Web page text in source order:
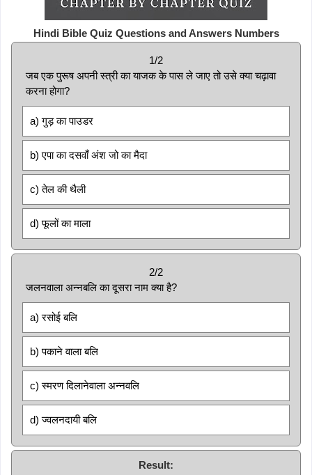
Hindi Bible Quiz Questions and Answers Numbers
1/2
जब एक पुरूष अपनी स्त्री का याजक के पास ले जाए तो उसे क्या चढ़ावा
करना होगा?
a) गुड़ का पाउडर
b) एपा का दसवाँ अंश जो का मैदा
c) तेल की थैली
d) फूलों का माला
2/2
जलनवाला अन्नबलि का दूसरा नाम क्या है?
a) रसोई बलि
b) पकाने वाला बलि
c) स्मरण दिलानेवाला अन्नवलि
d) ज्वलनदायी बलि
Result: